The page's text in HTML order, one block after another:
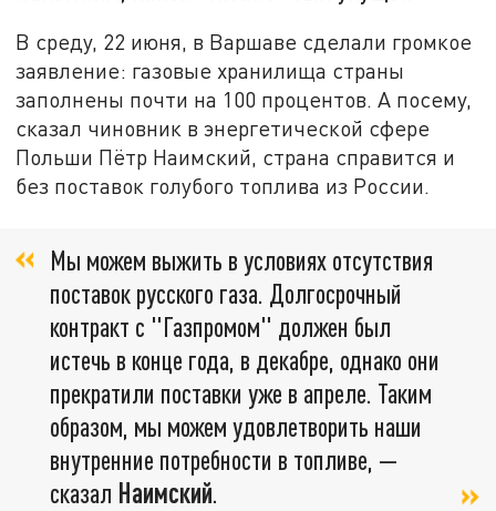
В среду, 22 июня, в Варшаве сделали громкое
заявление: газовые хранилища страны
заполнены почти на 100 процентов. А посему,
сказал чиновник в энергетической сфере
Польши Пётр Наимский, страна справится и
без поставок голубого топлива из России.
Мы можем выжить в условиях отсутствия
поставок русского газа. Долгосрочный
контракт с "Газпромом" должен был
истечь в конце года, в декабре, однако они
прекратили поставки уже в апреле. Таким
образом, мы можем удовлетворить наши
внутренние потребности в топливе, —
сказал Наимский.